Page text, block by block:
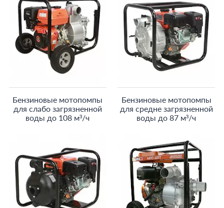
Бензиновые мотопомпы
для слабо загрязненной
воды до 108 м³/ч
Бензиновые мотопомпы
для средне загрязненной
воды до 87 м³/ч